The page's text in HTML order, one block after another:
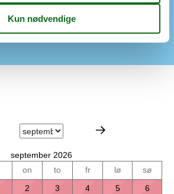
september 2026
on to fr lø
sø
2 3 4 5
6